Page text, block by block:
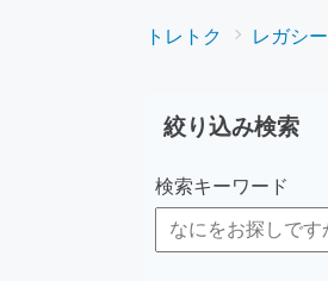
トレトク レガシー
絞り込み検索
検索キーワード